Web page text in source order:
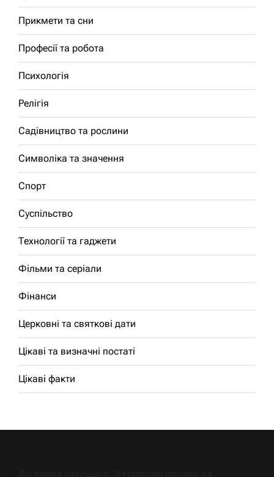
Прикмети та сни
Професії та робота
Психологія
Релігія
Садівництво та рослини
Символіка та значення
Спорт
Суспільство
Технології та гаджети
Фільми та серіали
Фінанси
Церковні та святкові дати
Цікаві та визначні постаті
Цікаві факти